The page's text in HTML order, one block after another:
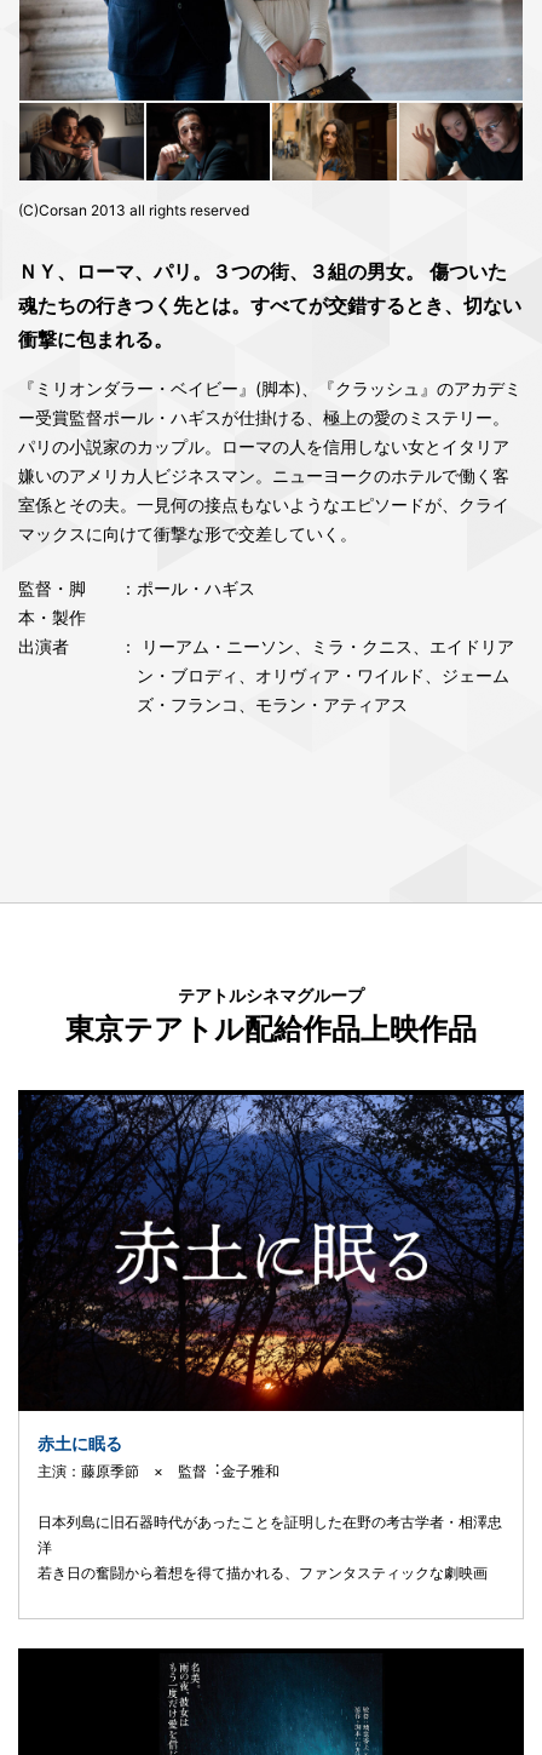
(C)Corsan 2013 all rights reserved
ＮＹ、ローマ、パリ。３つの街、３組の男女。 傷ついた
魂たちの行きつく先とは。すべてが交錯するとき、切ない
衝撃に包まれる。
『ミリオンダラー・ベイビー』(脚本)、『クラッシュ』のアカデミ
ー受賞監督ポール・ハギスが仕掛ける、極上の愛のミステリー。
パリの小説家のカップル。ローマの人を信用しない女とイタリア
嫌いのアメリカ人ビジネスマン。ニューヨークのホテルで働く客
室係とその夫。一見何の接点もないようなエピソードが、クライ
マックスに向けて衝撃な形で交差していく。
監督・脚
本・製作
：ポール・ハギス
出演者
： リーアム・ニーソン、ミラ・クニス、エイドリア
ン・ブロディ、オリヴィア・ワイルド、ジェーム
ズ・フランコ、モラン・アティアス
テアトルシネマグループ
東京テアトル配給作品上映作品
赤土に眠る
主演：藤原季節 × 監督︓⾦⼦雅和
⽇本列島に旧⽯器時代があったことを証明した在野の考古学者・相澤忠
洋
若き⽇の奮闘から着想を得て描かれる、ファンタスティックな劇映画